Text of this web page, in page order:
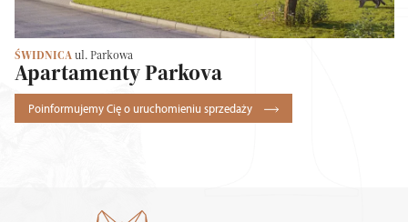
Apartamenty Parkova
ŚWIDNICAul. Parkowa
Poinformujemy Cię o uruchomieniu sprzedaży